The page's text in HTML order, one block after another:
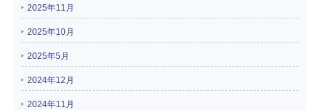
2025年11月
2025年10月
2025年5月
2024年12月
2024年11月